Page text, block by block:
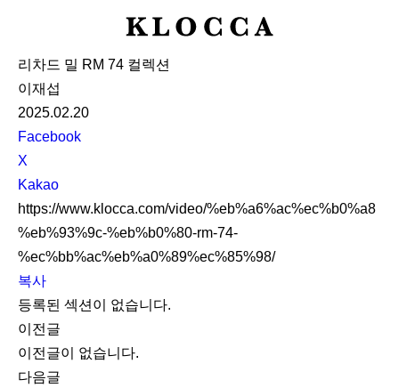
K
O
리차드 밀 RM 74 컬렉션
이재섭
2025.02.20
S
N
S
S
h
a
r
e
Facebook
X
Kakao
https://www.klocca.com/video/%eb%a6%ac%ec%b0%a8
%eb%93%9c-%eb%b0%80-rm-74-
%ec%bb%ac%eb%a0%89%ec%85%98/
복사
등록된 섹션이 없습니다.
이전글
이전글이 없습니다.
다음글